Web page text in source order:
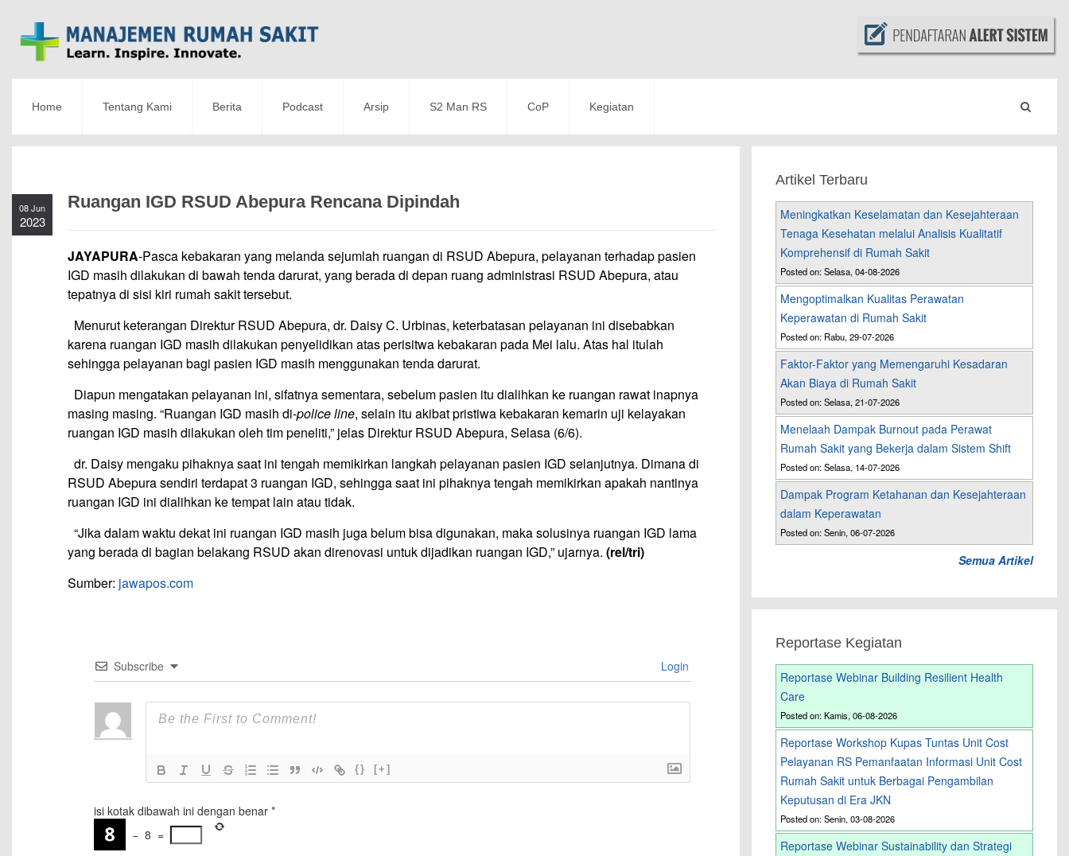
Home Tentang Kami Berita Podcast Arsip S2 Man RS CoP Kegiatan
08 Jun
2023
Ruangan IGD RSUD Abepura Rencana Dipindah
JAYAPURA-Pasca kebakaran yang melanda sejumlah ruangan di RSUD Abepura, pelayanan terhadap pasien
IGD masih dilakukan di bawah tenda darurat, yang berada di depan ruang administrasi RSUD Abepura, atau
tepatnya di sisi kiri rumah sakit tersebut.
Menurut keterangan Direktur RSUD Abepura, dr. Daisy C. Urbinas, keterbatasan pelayanan ini disebabkan
karena ruangan IGD masih dilakukan penyelidikan atas perisitwa kebakaran pada Mei lalu. Atas hal itulah
sehingga pelayanan bagi pasien IGD masih menggunakan tenda darurat.
Diapun mengatakan pelayanan ini, sifatnya sementara, sebelum pasien itu dialihkan ke ruangan rawat inapnya
masing masing. “Ruangan IGD masih di-police line, selain itu akibat pristiwa kebakaran kemarin uji kelayakan
ruangan IGD masih dilakukan oleh tim peneliti,” jelas Direktur RSUD Abepura, Selasa (6/6).
dr. Daisy mengaku pihaknya saat ini tengah memikirkan langkah pelayanan pasien IGD selanjutnya. Dimana di
RSUD Abepura sendiri terdapat 3 ruangan IGD, sehingga saat ini pihaknya tengah memikirkan apakah nantinya
ruangan IGD ini dialihkan ke tempat lain atau tidak.
“Jika dalam waktu dekat ini ruangan IGD masih juga belum bisa digunakan, maka solusinya ruangan IGD lama
yang berada di bagian belakang RSUD akan direnovasi untuk dijadikan ruangan IGD,” ujarnya. (rel/tri)
Sumber: jawapos.com
Subscribe Login
{} [+]
isi kotak dibawah ini dengan benar*
− 8 =
Artikel Terbaru
Meningkatkan Keselamatan dan Kesejahteraan
Tenaga Kesehatan melalui Analisis Kualitatif
Komprehensif di Rumah Sakit
Posted on: Selasa, 04-08-2026
Mengoptimalkan Kualitas Perawatan
Keperawatan di Rumah Sakit
Posted on: Rabu, 29-07-2026
Faktor-Faktor yang Memengaruhi Kesadaran
Akan Biaya di Rumah Sakit
Posted on: Selasa, 21-07-2026
Menelaah Dampak Burnout pada Perawat
Rumah Sakit yang Bekerja dalam Sistem Shift
Posted on: Selasa, 14-07-2026
Dampak Program Ketahanan dan Kesejahteraan
dalam Keperawatan
Posted on: Senin, 06-07-2026
Semua Artikel
Reportase Kegiatan
Reportase Webinar Building Resilient Health
Care
Posted on: Kamis, 06-08-2026
Reportase Workshop Kupas Tuntas Unit Cost
Pelayanan RS Pemanfaatan Informasi Unit Cost
Rumah Sakit untuk Berbagai Pengambilan
Keputusan di Era JKN
Posted on: Senin, 03-08-2026
Reportase Webinar Sustainability dan Strategi